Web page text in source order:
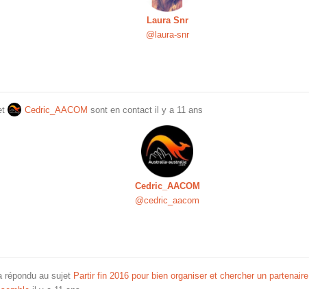
Laura Snr
@laura-snr
Cedric_AACOM sont en contact il y a 11 ans
Cedric_AACOM
@cedric_aacom
répondu au sujet Partir fin 2016 pour bien organiser et chercher un partenaire